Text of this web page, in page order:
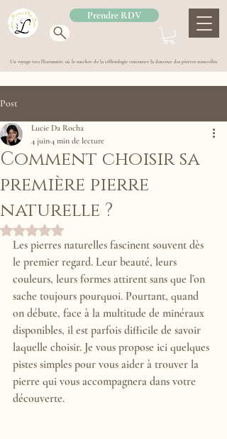
Prendre RDV
Un voyage vers l'harmonie, où le toucher de la réflexologie rencontre la douceur des pierres naturelles
Post
Comment choisir sa
première pierre
naturelle ?
Lucie Da Rocha
4 juin 4 min de lecture
Noté NaN étoiles sur 5.
Les pierres naturelles fascinent souvent dès
le premier regard. Leur beauté, leurs
couleurs, leurs formes attirent sans que l’on
sache toujours pourquoi. Pourtant, quand
on débute, face à la multitude de minéraux
disponibles, il est parfois difficile de savoir
laquelle choisir. Je vous propose ici quelques
pistes simples pour vous aider à trouver la
pierre qui vous accompagnera dans votre
découverte.